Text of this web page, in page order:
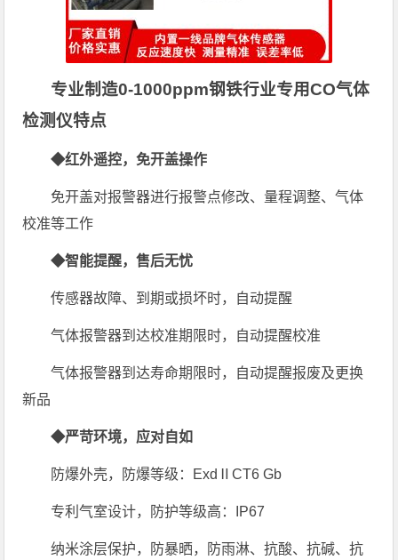
专业制造0-1000ppm钢铁行业专用CO气体
检测仪特点
◆红外遥控，免开盖操作
免开盖对报警器进行报警点修改、量程调整、气体
校准等工作
◆智能提醒，售后无忧
传感器故障、到期或损坏时，自动提醒
气体报警器到达校准期限时，自动提醒校准
气体报警器到达寿命期限时，自动提醒报废及更换
新品
◆严苛环境，应对自如
防爆外壳，防爆等级：ExdⅡCT6 Gb
专利气室设计，防护等级高：IP67
纳米涂层保护，防暴晒，防雨淋、抗酸、抗碱、抗